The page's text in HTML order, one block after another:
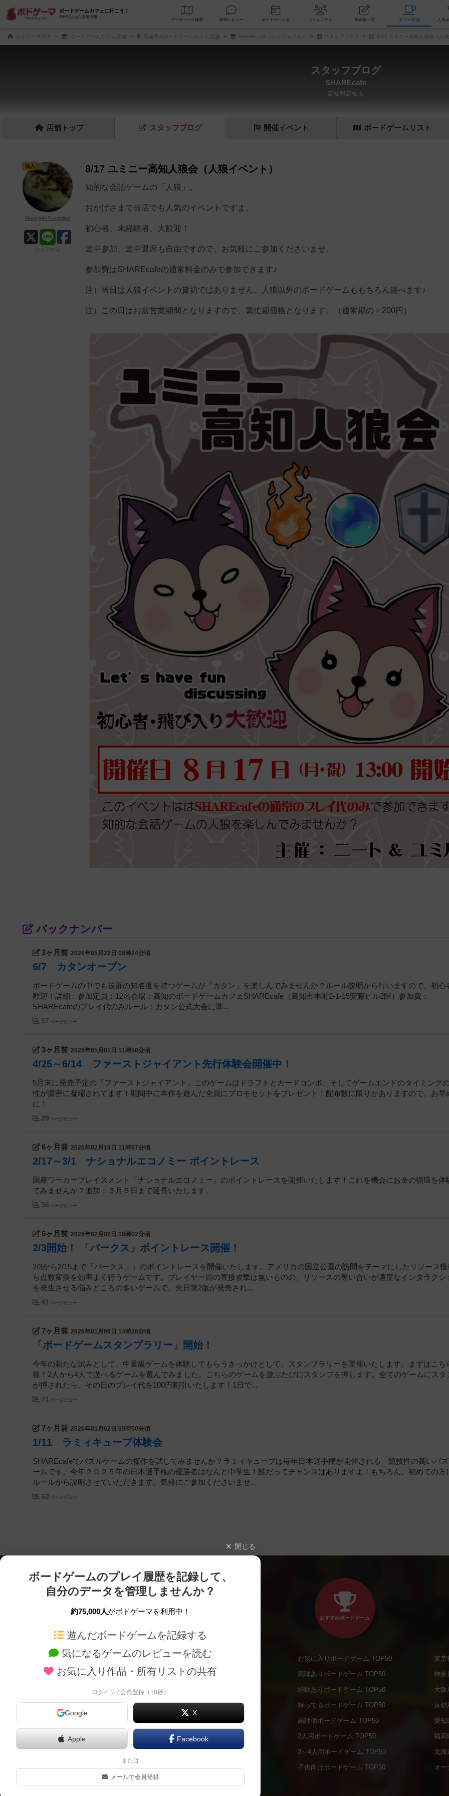
ボードゲームカフェに行こう！
610件以上の店舗情報
データベース 検索 新着レビュー ボードゲーム会 コミュニティ 掲示板一覧 カ
ボドゲーマTOP ボードゲームカフェ/店舗 高知県のボードゲームカフェ/店舗 SHAREcafe（シェアカフェ） スタッフブログ 8/17 ユミニー高知人狼会（人狼
スタッフブログ
SHAREcafe
高知県高知市
店舗 トップ スタッフブログ 開催イベント ボードゲーム リスト
8/17 ユミニー高知人狼会（人狼イベント）
知的な会話ゲームの「人狼」。
おかげさまで当店でも人気のイベントですよ。
初心者、未経験者、大歓迎！
途中参加、途中退席も自由ですので、お気軽にご参加くださいませ。
参加費はSHAREcafeの通常料金のみで参加できます♪
注）当日は人狼イベントの貸切ではありません。人狼以外のボードゲームももちろん遊べます♪
注）この日はお盆営業期間となりますので、繁忙期価格となります。（通常期の＋200円）
仙人
Masayuki Kunimitsu
シェアする
バックナンバー
3ヶ月前 2026年05月22日 08時24分頃
6/7 カタンオープン
ボードゲームの中でも抜群の知名度を持つゲームが「カタン」を楽しんでみませんか？ルール説明から行いますので、初心
歓迎！詳細：参加定員：12名会場：高知のボードゲームカフェSHAREcafe（高知市本町2-1-15安藤ビル2階）参加費：
SHAREcafeのプレイ代のみルール：カタン公式大会に準...
57 ページビュー
3ヶ月前 2026年05月01日 11時50分頃
4/25～6/14 ファーストジャイアント先行体験会開催中！
5月末に発売予定の「ファーストジャイアント」このゲームはドラフトとカードコンボ、そしてゲームエンドのタイミング
性が濃密に凝縮されてます！期間中に本作を遊んだ全員にプロモセットをプレゼント！配布数に限りがありますので、お早
に！
29 ページビュー
6ヶ月前 2026年02月16日 11時57分頃
2/17～3/1 ナショナルエコノミー ポイントレース
国産ワーカープレイスメント「ナショナルエコノミー」のポイントレースを開催いたします！これを機会にお金の循環を体
てみませんか？追加：３月５日まで延長いたします。
36 ページビュー
6ヶ月前 2026年02月02日 08時02分頃
2/3開始！ 「パークス」ポイントレース開催！
2/3から2/15まで「パークス」」のポイントレースを開催いたします。アメリカの国立公園の訪問をテーマにしたリソース
ら点数変換を効率よく行うゲームです。プレイヤー間の直接攻撃は無いものの、リソースの奪い合いが適度なインタラクシ
を発生させる悩みどころの多いゲームで、先日第2版が発売され...
41 ページビュー
7ヶ月前 2026年01月06日 14時26分頃
「ボードゲームスタンプラリー」開始！
今年の新たな試みとして、中量級ゲームを体験してもらうきっかけとして、スタンプラリーを開催いたします。まずはこち
種！2人から4人で遊べるゲームを選んでみました。こちらのゲームを遊ぶたびにスタンプを押します。全てのゲームにスタ
が押されたら、その日のプレイ代を100円割引いたします！1日で...
71 ページビュー
7ヶ月前 2026年01月02日 09時50分頃
1/11 ラミィキューブ体験会
SHAREcafeでパズルゲームの傑作を試してみませんか？ラミィキューブは毎年日本選手権が開催される、競技性の高いパ
ームです。今年２０２５年の日本選手権の優勝者はなんと中学生！誰だってチャンスはありますよ！もちろん、初めての方
ルールから説明させていただきます。気軽にご参加くださいませ...
63 ページビュー
閉じる
ボードゲームのプレイ履歴を記録して、
自分のデータを管理しませんか？
約75,000人がボドゲーマを利用中！
遊んだボードゲームを記録する
気になるゲームのレビューを読む
お気に入り作品・所有リストの共有
ログイン / 会員登録（10秒）
Google X
Apple Facebook
または
メールで会員登録
ボードゲームを検索する
ボードゲームの新着レビュー
メカニクス特集
ボドとも・会員一覧
ボードゲーム業界コラム
ボドゲーマご利用案内
新作・再入荷情報
定番ボードゲームの通販商品
国産ボードゲームの通販商品
子供向けボードゲームの通販商品
20分以下のボードゲームの通販商品
60分以上のボードゲームの通販商品
割引購入！ボドクーポンについて
クラウドファンディング ボドファン
おすすめボードゲーム
お気に入りボードゲーム TOP50
興味ありボードゲーム TOP50
経験ありボードゲーム TOP50
持ってるボードゲーム TOP50
高評価ボードゲーム TOP50
2人用ボードゲーム TOP50
3～4人用ボードゲーム TOP50
子供向けボードゲーム TOP50
東京
神奈
大阪
京都
愛知
福岡
北海
オー